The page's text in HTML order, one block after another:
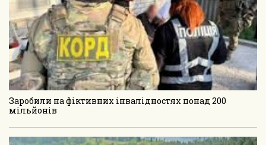
Заробили на фіктивних інвалідностях понад 200
мільйонів